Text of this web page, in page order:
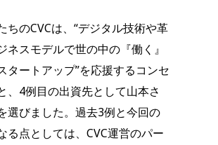
ちのCVCは、“デジタル技術や革
ネスモデルで世の中の『働く』
タートアップ”を応援するコンセ
、4例目の出資先として山本さ
選びました。過去3例と今回の
る点としては、CVC運営のパー